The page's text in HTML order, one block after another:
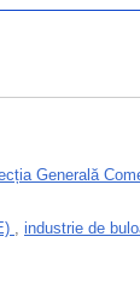
Generală
, industrie de